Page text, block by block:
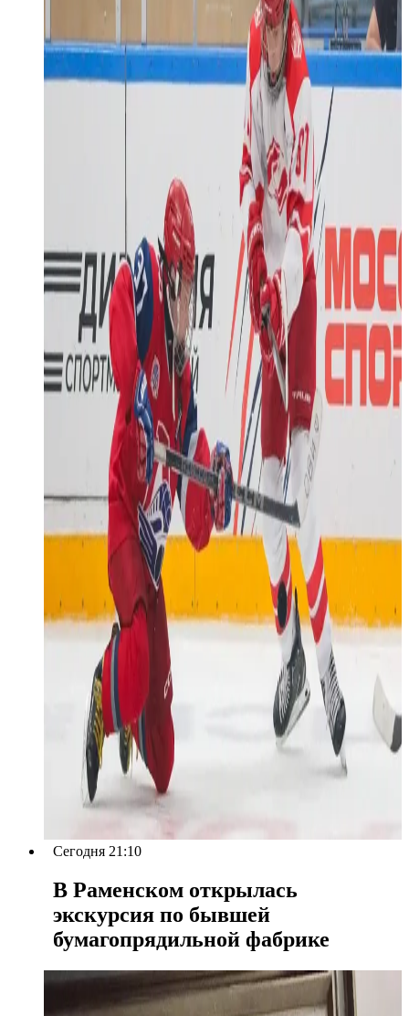
Сегодня 21:10
В Раменском открылась
экскурсия по бывшей
бумагопрядильной фабрике